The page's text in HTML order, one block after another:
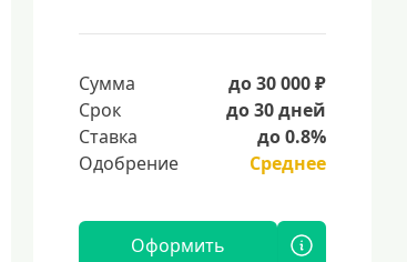
Сумма
до 30 000 ₽
Срок
до 30 дней
Ставка
до 0.8%
Одобрение
Среднее
Оформить